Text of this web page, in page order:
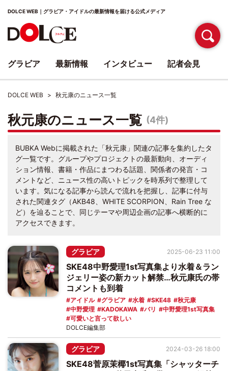
DOLCE WEB｜グラビア・アイドルの最新情報を届ける公式メディア
DOLCE WEB 秋元康のニュース一覧
秋元康のニュース一覧 (4件)
BUBKA Webに掲載された「秋元康」関連の記事を集約したタ
グ一覧です。グループやプロジェクトの最新動向、オーディ
ション情報、書籍・作品にまつわる話題、関係者の発言・コ
メントなど、ニュース性の高いトピックを時系列で整理して
います。気になる記事から読んで流れを把握し、記事に付与
された関連タグ（AKB48、WHITE SCORPION、Rain Tree な
ど）を辿ることで、同じテーマや周辺企画の記事へ横断的に
アクセスできます。
グラビア
SKE48中野愛理1st写真集より水着＆ラン
ジェリー姿の新カット解禁…秋元康氏の帯
コメントも到着
アイドル グラビア 水着 SKE48
秋元康
中野愛理
KADOKAWA バリ
中野愛理1st写真集
可愛いと言って欲しい
2025-06-23 11:00
DOLCE編集部
グラビア
SKE48菅原茉椰1st写真集「シャッターチ
2024-03-26 18:00
グラビア 最新情報 インタビュー 記者会見